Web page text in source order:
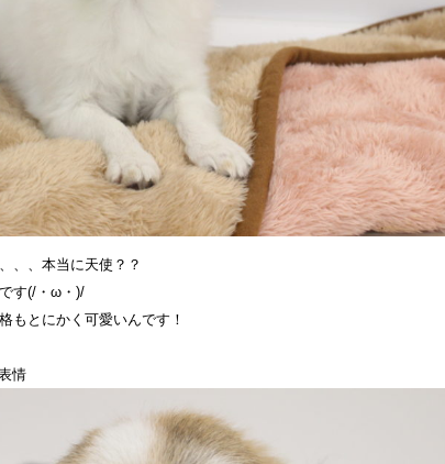
、、本当に天使？？
す(/・ω・)/
もとにかく可愛いんです！
情